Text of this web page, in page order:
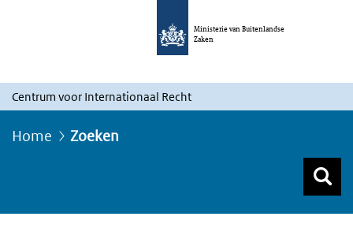
Ministerie van Buitenlandse
Zaken
Centrum voor Internationaal Recht
Home Zoeken